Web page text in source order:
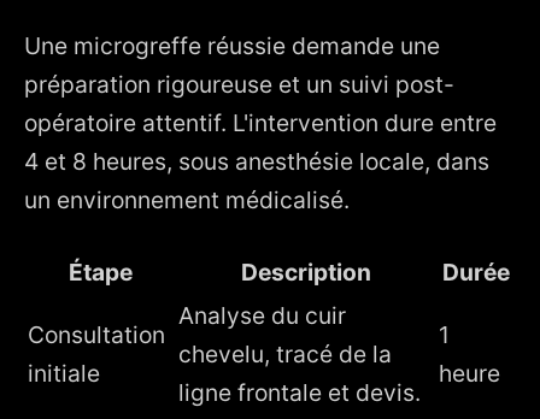
Une microgreffe réussie demande une
préparation rigoureuse et un suivi post-
opératoire attentif. L'intervention dure entre
4 et 8 heures, sous anesthésie locale, dans
un environnement médicalisé.
Étape Description Durée
Consultation
initiale
Analyse du cuir
chevelu, tracé de la
ligne frontale et devis.
1
heure